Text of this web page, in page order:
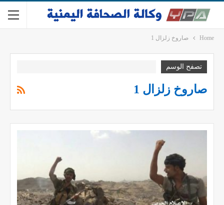
Home صاروخ زلزال 1
تصفح الوسم
صاروخ زلزال 1